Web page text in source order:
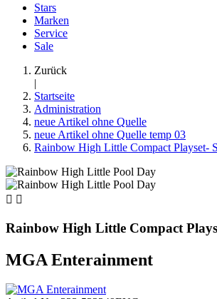
Stars
Marken
Service
Sale
Zurück
|
Startseite
Administration
neue Artikel ohne Quelle
neue Artikel ohne Quelle temp 03
Rainbow High Little Compact Playset-
 
Rainbow High Little Compact
MGA Enterainment